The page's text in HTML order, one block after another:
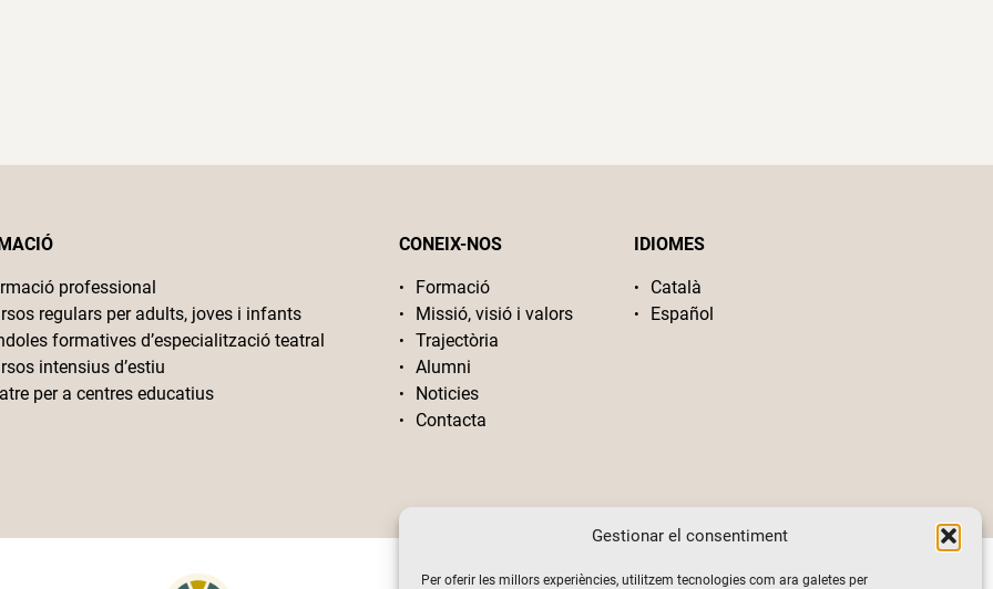
Gestionar el consentiment
Per oferir les millors experiències, utilitzem tecnologies com ara galetes per
professional
regulars per adults, joves i infants
formatives d’especialització teatral
intensius d’estiu
per a centres educatius
CONEIX-NOS
Formació
Missió, visió i valors
Trajectòria
Alumni
Noticies
Contacta
IDIOMES
Català
Español